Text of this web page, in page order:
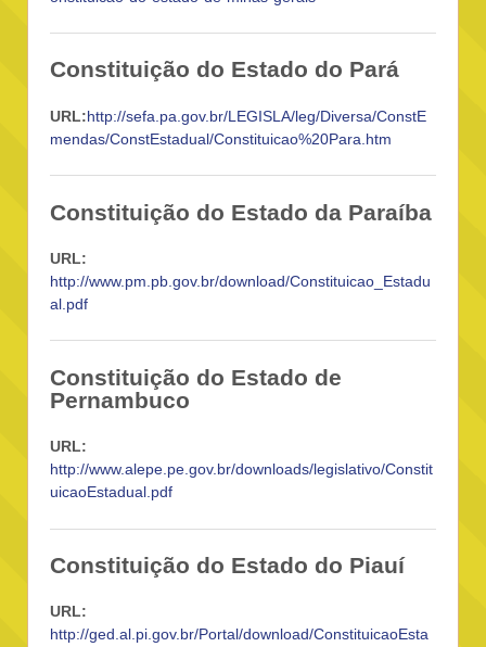
Constituição do Estado do Pará
URL:http://sefa.pa.gov.br/LEGISLA/leg/Diversa/ConstE
mendas/ConstEstadual/Constituicao%20Para.htm
Constituição do Estado da Paraíba
URL:
http://www.pm.pb.gov.br/download/Constituicao_Estadu
al.pdf
Constituição do Estado de
Pernambuco
URL:
http://www.alepe.pe.gov.br/downloads/legislativo/Constit
uicaoEstadual.pdf
Constituição do Estado do Piauí
URL:
http://ged.al.pi.gov.br/Portal/download/ConstituicaoEsta